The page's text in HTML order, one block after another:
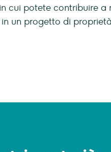
cui potete contribuire
un progetto di